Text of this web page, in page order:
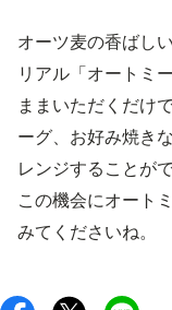
オーツ麦の香ばし
リアル「オートミ
ままいただくだけ
ーグ、お好み焼き
レンジすることが
この機会にオート
みてくださいね。